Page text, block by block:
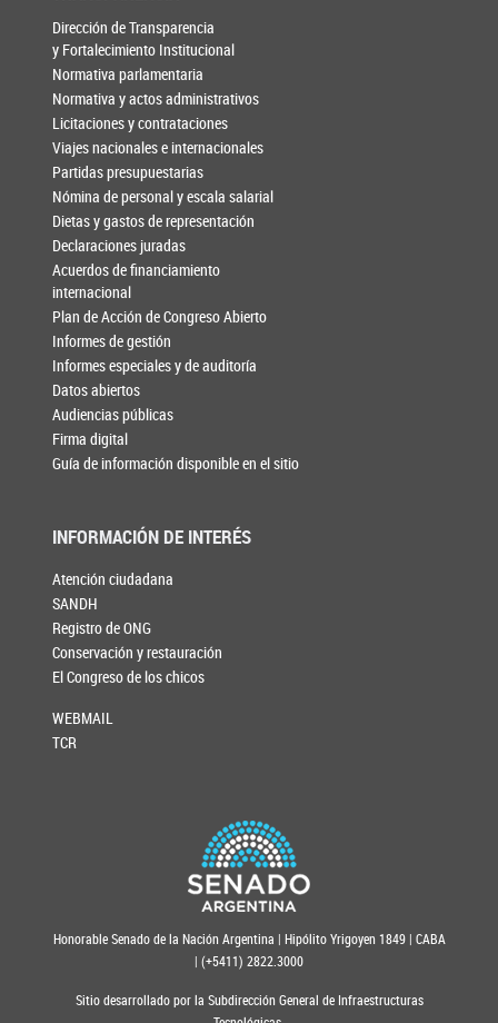
Dirección de Transparencia
y Fortalecimiento Institucional
Normativa parlamentaria
Normativa y actos administrativos
Licitaciones y contrataciones
Viajes nacionales e internacionales
Partidas presupuestarias
Nómina de personal y escala salarial
Dietas y gastos de representación
Declaraciones juradas
Acuerdos de financiamiento
internacional
Plan de Acción de Congreso Abierto
Informes de gestión
Informes especiales y de auditoría
Datos abiertos
Audiencias públicas
Firma digital
Guía de información disponible en el sitio
INFORMACIÓN DE INTERÉS
Atención ciudadana
SANDH
Registro de ONG
Conservación y restauración
El Congreso de los chicos
WEBMAIL
TCR
Honorable Senado de la Nación Argentina | Hipólito Yrigoyen 1849 | CABA
| (+5411) 2822.3000
Sitio desarrollado por la Subdirección General de Infraestructuras